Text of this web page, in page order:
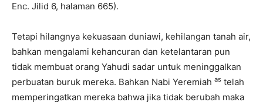
Enc. Jilid 6, halaman 665).
Tetapi hilangnya kekuasaan duniawi, kehilangan tanah air,
bahkan mengalami kehancuran dan ketelantaran pun
tidak membuat orang Yahudi sadar untuk meninggalkan
perbuatan buruk mereka. Bahkan Nabi Yeremiah as telah
memperingatkan mereka bahwa jika tidak berubah maka